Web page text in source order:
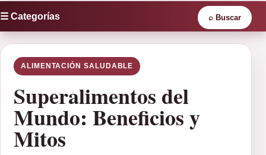
☰ Categorías ⌕ Buscar
ALIMENTACIÓN SALUDABLE
Superalimentos del
Mundo: Beneficios y
Mitos